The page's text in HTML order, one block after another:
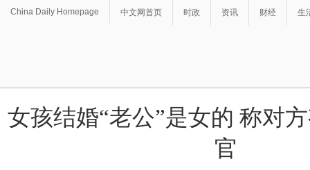
China Daily Homepage 中文网首页 时政 资讯 财经 生
女孩结婚“老公”是女的 称对
官